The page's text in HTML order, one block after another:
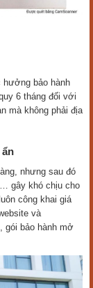
bảo hành
6 tháng đối với
mà không phải địa
nhưng sau đó
gây khó chịu cho
luôn công khai giá
và
gói bảo hành mở